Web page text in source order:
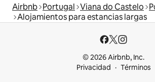
Airbnb Portugal Viana do Castelo
Alojamientos para estancias largas
© 2026 Airbnb, Inc.
Privacidad
Términos